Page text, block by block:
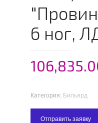
6 ног,
Категория: Бильярд
Отправить заявку